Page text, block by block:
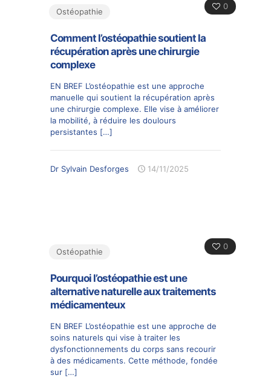
0
Ostéopathie
Comment l’ostéopathie soutient la
récupération après une chirurgie
complexe
EN BREF L’ostéopathie est une approche
manuelle qui soutient la récupération après
une chirurgie complexe. Elle vise à améliorer
la mobilité, à réduire les doulours
persistantes […]
Dr Sylvain Desforges 14/11/2025
0
Ostéopathie
Pourquoi l’ostéopathie est une
alternative naturelle aux traitements
médicamenteux
EN BREF L’ostéopathie est une approche de
soins naturels qui vise à traiter les
dysfonctionnements du corps sans recourir
à des médicaments. Cette méthode, fondée
sur […]